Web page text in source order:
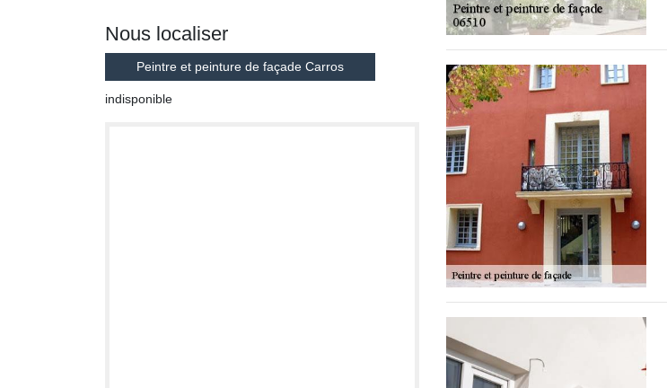
Nous localiser
Peintre et peinture de façade Carros
indisponible